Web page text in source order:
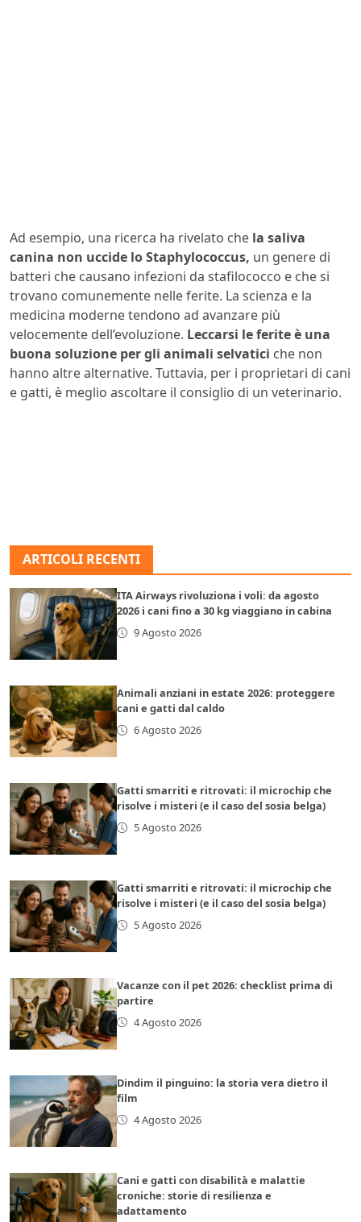
Ad esempio, una ricerca ha rivelato che la saliva
canina non uccide lo Staphylococcus, un genere di
batteri che causano infezioni da stafilococco e che si
trovano comunemente nelle ferite. La scienza e la
medicina moderne tendono ad avanzare più
velocemente dell’evoluzione. Leccarsi le ferite è una
buona soluzione per gli animali selvatici che non
hanno altre alternative. Tuttavia, per i proprietari di cani
e gatti, è meglio ascoltare il consiglio di un veterinario.
ARTICOLI RECENTI
ITA Airways rivoluziona i voli: da agosto
2026 i cani fino a 30 kg viaggiano in cabina
9 Agosto 2026
Animali anziani in estate 2026: proteggere
cani e gatti dal caldo
6 Agosto 2026
Gatti smarriti e ritrovati: il microchip che
risolve i misteri (e il caso del sosia belga)
5 Agosto 2026
Gatti smarriti e ritrovati: il microchip che
risolve i misteri (e il caso del sosia belga)
5 Agosto 2026
Vacanze con il pet 2026: checklist prima di
partire
4 Agosto 2026
Dindim il pinguino: la storia vera dietro il
film
4 Agosto 2026
Cani e gatti con disabilità e malattie
croniche: storie di resilienza e
adattamento